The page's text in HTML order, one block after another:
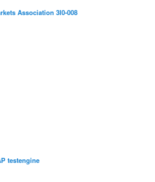
Association 3I0-008
testengine